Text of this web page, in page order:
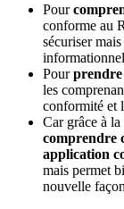
Pour
conforme au
sécuriser
Pourprendre
les
conformité et
Car grâce à
comprendre
application
mais permet
nouvelle